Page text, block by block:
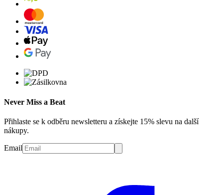
Never Miss a Beat
Přihlaste se k odběru newsletteru a získejte 15% slevu na další
nákupy.
Email